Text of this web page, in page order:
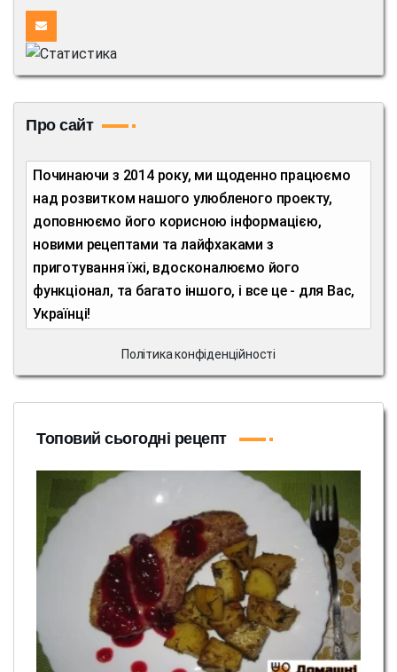
Про сайт
Починаючи з 2014 року, ми щоденно працюємо
над розвитком нашого улюбленого проекту,
доповнюємо його корисною інформацією,
новими рецептами та лайфхаками з
приготування їжі, вдосконалюємо його
функціонал, та багато іншого, і все це - для Вас,
Українці!
Політика конфіденційності
Топовий сьогодні рецепт